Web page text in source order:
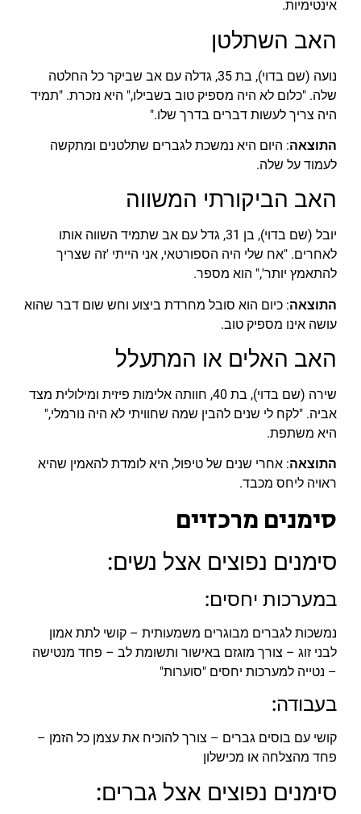
אינטימיות.
האב השתלטן
נועה (שם בדוי), בת 35, גדלה עם אב שביקר כל החלטה
שלה. "כלום לא היה מספיק טוב בשבילו," היא נזכרת. "תמיד
היה צריך לעשות דברים בדרך שלו."
התוצאה: היום היא נמשכת לגברים שתלטנים ומתקשה
לעמוד על שלה.
האב הביקורתי המשווה
יובל (שם בדוי), בן 31, גדל עם אב שתמיד השווה אותו
לאחרים. "אח שלי היה הספורטאי, אני הייתי 'זה שצריך
להתאמץ יותר'," הוא מספר.
התוצאה: כיום הוא סובל מחרדת ביצוע וחש שום דבר שהוא
עושה אינו מספיק טוב.
האב האלים או המתעלל
שירה (שם בדוי), בת 40, חוותה אלימות פיזית ומילולית מצד
אביה. "לקח לי שנים להבין שמה שחוויתי לא היה נורמלי,"
היא משתפת.
התוצאה: אחרי שנים של טיפול, היא לומדת להאמין שהיא
ראויה ליחס מכבד.
סימנים מרכזיים
סימנים נפוצים אצל נשים:
במערכות יחסים:
נמשכות לגברים מבוגרים משמעותית – קושי לתת אמון
לבני זוג – צורך מוגזם באישור ותשומת לב – פחד מנטישה
– נטייה למערכות יחסים "סוערות"
בעבודה:
קושי עם בוסים גברים – צורך להוכיח את עצמן כל הזמן –
פחד מהצלחה או מכישלון
סימנים נפוצים אצל גברים: